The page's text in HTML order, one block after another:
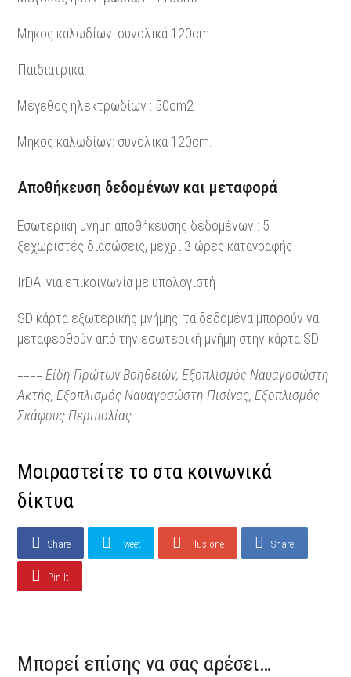
Μήκος καλωδίων: συνολικά 120cm
Παιδιατρικά
Μέγεθος ηλεκτρωδίων : 50cm2
Μήκος καλωδίων: συνολικά 120cm.
Αποθήκευση δεδομένων και μεταφορά
Εσωτερική μνήμη αποθήκευσης δεδομένων : 5
ξεχωριστές διασώσεις, μεχρι 3 ώρες καταγραφής
IrDA: για επικοινωνία με υπολογιστή
SD κάρτα εξωτερικής μνήμης: τα δεδομένα μπορούν να
μεταφερθούν από την εσωτερική μνήμη στην κάρτα SD
==== Είδη Πρώτων Βοηθειών, Εξοπλισμός Ναυαγοσώστη
Ακτής, Εξοπλισμός Ναυαγοσώστη Πισίνας, Εξοπλισμός
Σκάφους Περιπολίας
Μοιραστείτε το στα κοινωνικά
δίκτυα
Share Tweet Plus one Share
Pin It
Μπορεί επίσης να σας αρέσει…